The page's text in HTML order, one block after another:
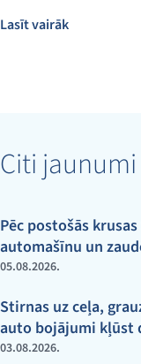
Lasīt vairāk
Citi jaunumi
Pēc postošās
automašīnu un
05.08.2026.
Stirnas uz ceļa,
auto bojājumi kļūst
03.08.2026.